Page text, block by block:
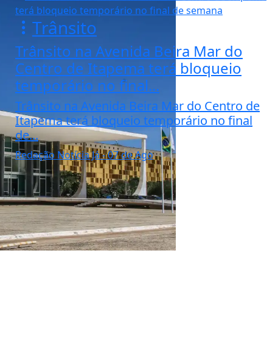
Trânsito
Trânsito na Avenida Beira Mar do
Centro de Itapema terá bloqueio
temporário no final...
Trânsito na Avenida Beira Mar do Centro de
Itapema terá bloqueio temporário no final
de...
Redação Notícia Já- 07 de Ago